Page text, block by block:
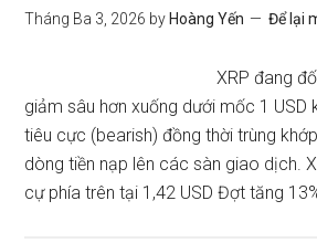
Tháng Ba 3, 2026 by Hoàng Yến Để lại
XRP đang
giảm sâu hơn xuống dưới mốc 1 USD
tiêu cực (bearish) đồng thời trùng
dòng tiền nạp lên các sàn giao dịch.
cự phía trên tại 1,42 USD Đợt tăng